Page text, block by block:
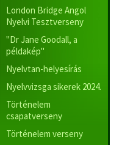
London Bridge Angol
Nyelvi Tesztverseny
"Dr Jane Goodall, a
példakép"
Nyelvtan-helyesírás
Nyelvvizsga sikerek 2024.
Történelem
csapatverseny
Történelem verseny